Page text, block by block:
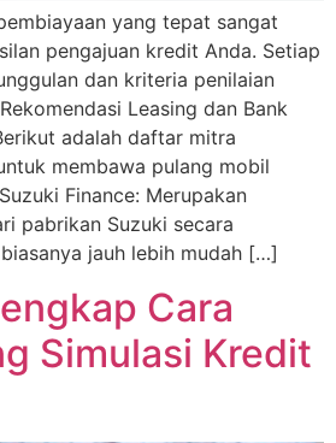
yang tepat sangat
pengajuan kredit Anda. Setiap
dan kriteria penilaian
Leasing dan Bank
adalah daftar mitra
membawa pulang mobil
Finance: Merupakan
pabrikan Suzuki secara
jauh lebih mudah […]
Cara
Simulasi Kredit